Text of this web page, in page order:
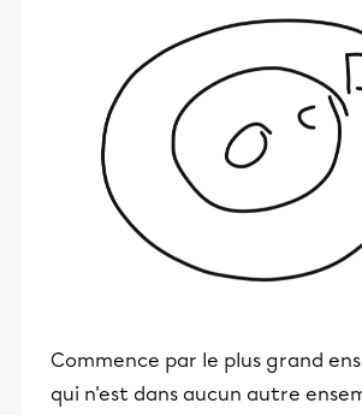
Commence par le plus grand
qui n'est dans aucun autre